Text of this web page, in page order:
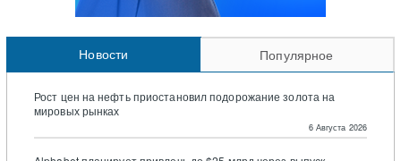
Новости Популярное
Рост цен на нефть приостановил подорожание золота на
мировых рынках
6 Августа 2026